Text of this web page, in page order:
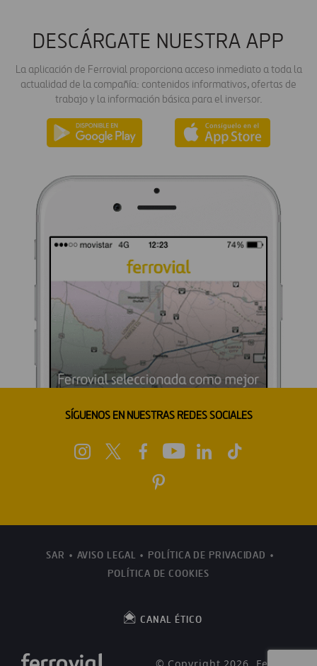
DESCÁRGATE NUESTRA APP
La aplicación de Ferrovial proporciona acceso inmediato a toda la
actualidad de la compañía: contenidos informativos, ofertas de
trabajo y la información básica para el inversor.
SÍGUENOS EN NUESTRAS REDES SOCIALES
SAR AVISO LEGAL
POLÍTICA DE PRIVACIDAD
POLÍTICA DE COOKIES
CANAL ÉTICO
© Copyright 2026, Ferrovial